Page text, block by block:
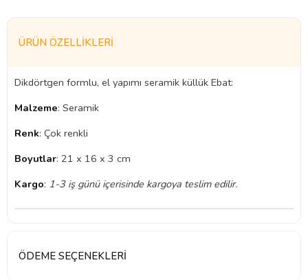
ÜRÜN ÖZELLIKLERI
Dikdörtgen formlu, el yapımı seramik küllük Ebat:
Malzeme: Seramik
Renk: Çok renkli
Boyutlar: 21 x 16 x 3 cm
Kargo: 1-3 iş günü içerisinde kargoya teslim edilir.
ÖDEME SEÇENEKLERI